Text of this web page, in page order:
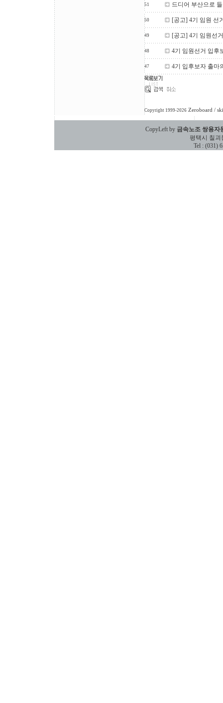
51 드디어 부산으로
50 [공고] 4기 임원 선
49 [공고] 4기 임원선
48 4기 임원선거 입후
47 4기 입후보자 출마
Copyright 1999-2026 Zeroboard /
CopyLeft by 금속노조 쌍용자
평택시 칠괴동
Tel : (031)